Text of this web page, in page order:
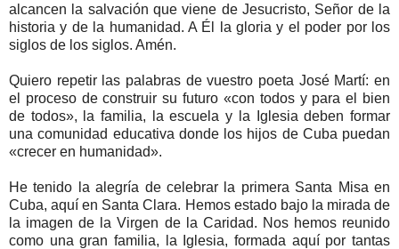
alcancen la salvación que viene de Jesucristo, Señor de la
historia y de la humanidad. A Él la gloria y el poder por los
siglos de los siglos. Amén.
Quiero repetir las palabras de vuestro poeta José Martí: en
el proceso de construir su futuro «con todos y para el bien
de todos», la familia, la escuela y la Iglesia deben formar
una comunidad educativa donde los hijos de Cuba puedan
«crecer en humanidad».
He tenido la alegría de celebrar la primera Santa Misa en
Cuba, aquí en Santa Clara. Hemos estado bajo la mirada de
la imagen de la Virgen de la Caridad. Nos hemos reunido
como una gran familia, la Iglesia, formada aquí por tantas